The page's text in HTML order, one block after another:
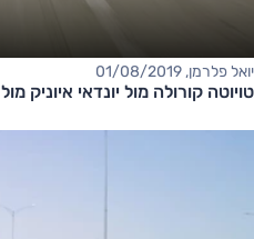
יואל פלרמן, 01/08/2019
טויוטה קורולה מול יונדאי איוניק